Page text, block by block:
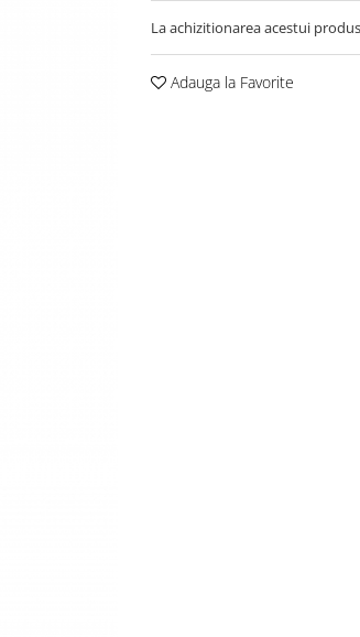
La achizitionarea acestui
Adauga la Favorite